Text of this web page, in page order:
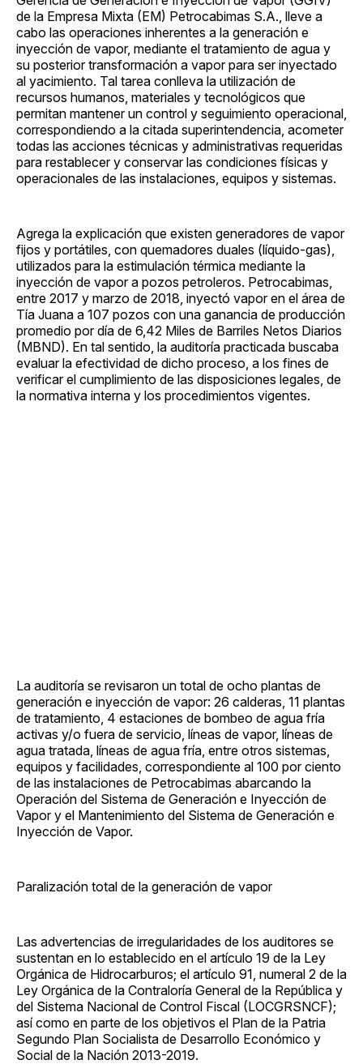
de la Empresa Mixta (EM) Petrocabimas S.A., lleve a
cabo las operaciones inherentes a la generación e
inyección de vapor, mediante el tratamiento de agua y
su posterior transformación a vapor para ser inyectado
al yacimiento. Tal tarea conlleva la utilización de
recursos humanos, materiales y tecnológicos que
permitan mantener un control y seguimiento operacional,
correspondiendo a la citada superintendencia, acometer
todas las acciones técnicas y administrativas requeridas
para restablecer y conservar las condiciones físicas y
operacionales de las instalaciones, equipos y sistemas.
Agrega la explicación que existen generadores de vapor
fijos y portátiles, con quemadores duales (líquido-gas),
utilizados para la estimulación térmica mediante la
inyección de vapor a pozos petroleros. Petrocabimas,
entre 2017 y marzo de 2018, inyectó vapor en el área de
Tía Juana a 107 pozos con una ganancia de producción
promedio por día de 6,42 Miles de Barriles Netos Diarios
(MBND). En tal sentido, la auditoría practicada buscaba
evaluar la efectividad de dicho proceso, a los fines de
verificar el cumplimiento de las disposiciones legales, de
la normativa interna y los procedimientos vigentes.
La auditoría se revisaron un total de ocho plantas de
generación e inyección de vapor: 26 calderas, 11 plantas
de tratamiento, 4 estaciones de bombeo de agua fría
activas y/o fuera de servicio, líneas de vapor, líneas de
agua tratada, líneas de agua fría, entre otros sistemas,
equipos y facilidades, correspondiente al 100 por ciento
de las instalaciones de Petrocabimas abarcando la
Operación del Sistema de Generación e Inyección de
Vapor y el Mantenimiento del Sistema de Generación e
Inyección de Vapor.
Paralización total de la generación de vapor
Las advertencias de irregularidades de los auditores se
sustentan en lo establecido en el artículo 19 de la Ley
Orgánica de Hidrocarburos; el artículo 91, numeral 2 de la
Ley Orgánica de la Contraloría General de la República y
del Sistema Nacional de Control Fiscal (LOCGRSNCF);
así como en parte de los objetivos el Plan de la Patria
Segundo Plan Socialista de Desarrollo Económico y
Social de la Nación 2013-2019.